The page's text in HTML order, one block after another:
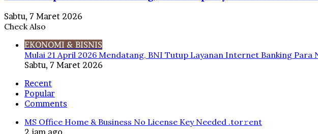
Sabtu, 7 Maret 2026
Check Also
EKONOMI & BISNIS
Mulai 21 April 2026 Mendatang, BNI Tutup Layanan Internet Banking Para
Sabtu, 7 Maret 2026
Recent
Popular
Comments
MS Office Home & Business No License Key Needed .tоr𝚛еnt